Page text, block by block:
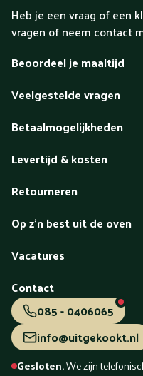
Heb je een vraag of een
vragen of neem contact
Beoordeel je maaltijd
Veelgestelde vragen
Betaalmogelijkheden
Levertijd & kosten
Retourneren
Op z'n best uit de oven
Vacatures
Contact
085 - 0406065
info@uitgekookt.nl
Gesloten.We zijn